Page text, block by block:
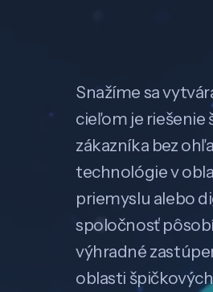
Snažíme sa
cieľom je
zákazníka bez
technológie v
priemyslu alebo
spoločnosť
výhradné
oblasti